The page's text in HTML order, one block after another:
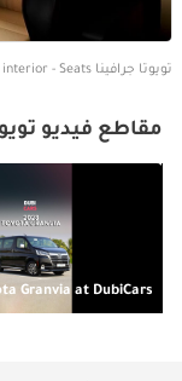
تويوتا جرافينا interior - Seats
مقاطع فيديو
Granvia at DubiCars